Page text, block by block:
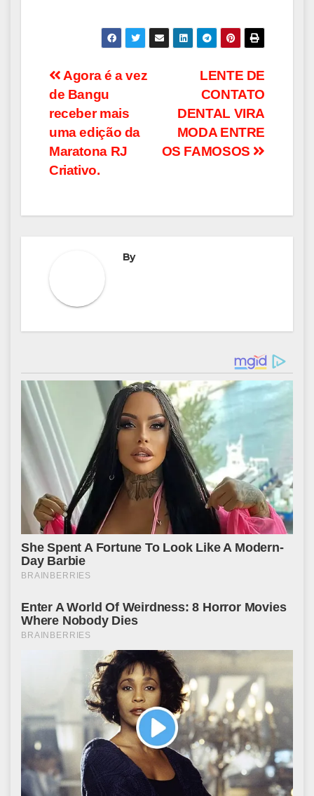
Navegação
de
Post
LENTE DE
CONTATO
DENTAL VIRA
MODA ENTRE
OS FAMOSOS
Agora é a vez
de Bangu
receber mais
uma edição da
Maratona RJ
Criativo.
By